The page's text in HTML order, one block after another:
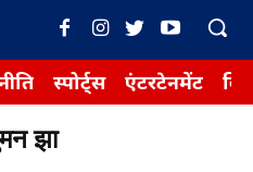
स्पोर्ट्स एंटरटेनमेंट
झा